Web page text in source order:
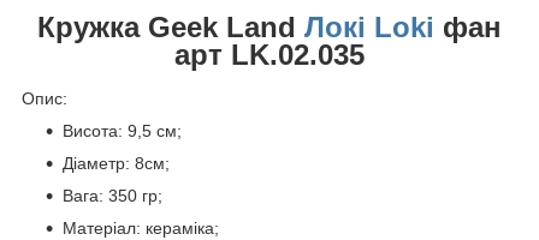
Кружка Geek Land Локі Loki фан
арт LK.02.035
Опис:
Висота: 9,5 см;
Діаметр: 8см;
Вага: 350 гр;
Матеріал: кераміка;